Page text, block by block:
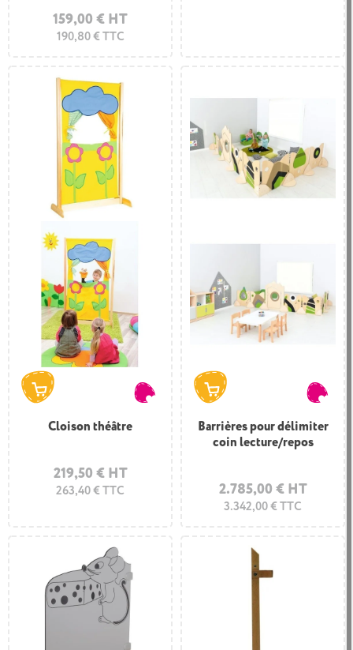
159,00 € HT
190,80 € TTC
Cloison théâtre
219,50 € HT
263,40 € TTC
Barrières pour délimiter
coin lecture/repos
2.785,00 € HT
3.342,00 € TTC